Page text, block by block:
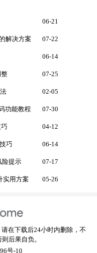
06-21
解决方案 07-22
06-14
整 07-25
02-05
功能教程 07-30
04-12
巧 06-14
险提示 07-17
实用方案 05-26
在下载后24小时内删除，不
后果自负。
号-10